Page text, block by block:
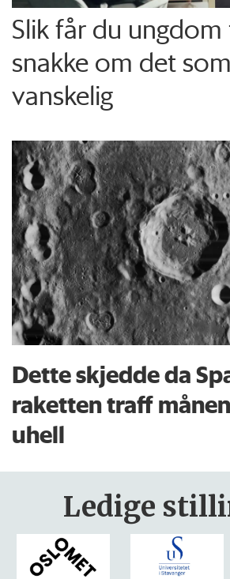
Slik får du ungdom
snakke om det
vanskelig
Dette skjedde da
raketten traff
uhell
Ledige